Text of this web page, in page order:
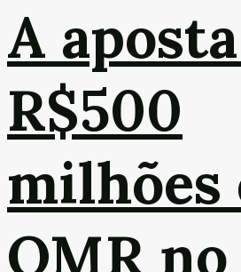
A
R$500
milhões
OMR no